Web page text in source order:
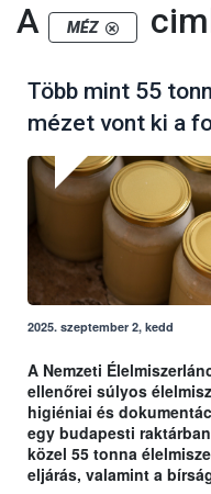
A MÉZ
Több mint 55
mézet vont ki a
2025. szeptember 2, kedd
A Nemzeti
ellenőrei súlyos
higiéniai és
egy budapesti
közel 55 tonna
eljárás, valamint a